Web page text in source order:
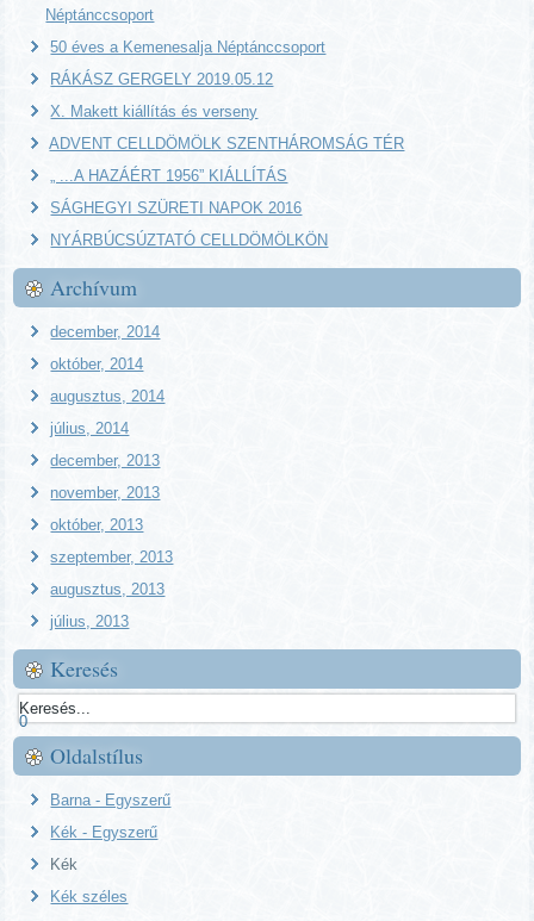
Néptánccsoport
50 éves a Kemenesalja Néptánccsoport
RÁKÁSZ GERGELY 2019.05.12
X. Makett kiállítás és verseny
ADVENT CELLDÖMÖLK SZENTHÁROMSÁG TÉR
„ ...A HAZÁÉRT 1956” KIÁLLÍTÁS
SÁGHEGYI SZÜRETI NAPOK 2016
NYÁRBÚCSÚZTATÓ CELLDÖMÖLKÖN
Archívum
december, 2014
október, 2014
augusztus, 2014
július, 2014
december, 2013
november, 2013
október, 2013
szeptember, 2013
augusztus, 2013
július, 2013
Keresés
0
Oldalstílus
Barna - Egyszerű
Kék - Egyszerű
Kék
Kék széles